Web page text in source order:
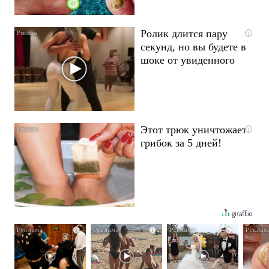
i
Ролик длится пару
секунд, но вы будете в
шоке от увиденного
i
Этот трюк уничтожает
грибок за 5 дней!
i i i